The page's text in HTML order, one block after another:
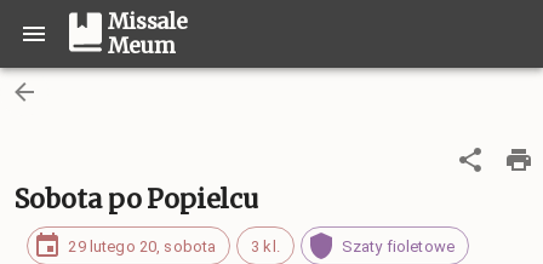
Missale
Meum
Sobota po Popielcu
29 lutego 20, sobota 3 kl. Szaty fioletowe